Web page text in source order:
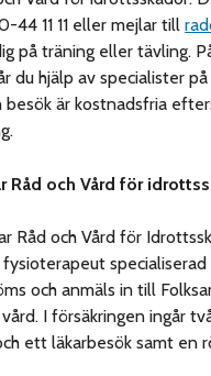
44 11 11 eller mejlar till
på träning eller tävling.
du hjälp av specialister
besök är kostnadsfria
Råd och Vård för
Råd och Vård för
och anmäls in till
I försäkringen ingår
ett läkarbesök samt en